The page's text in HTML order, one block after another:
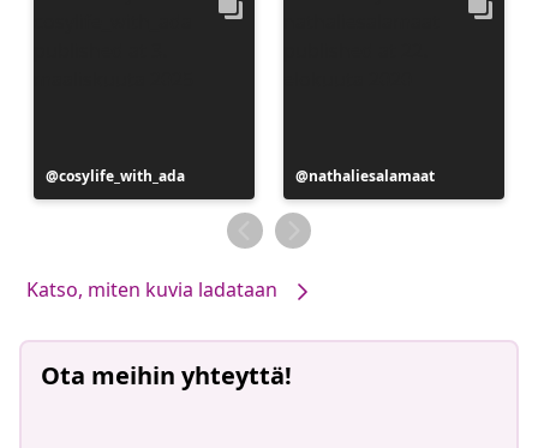
Julkaissut
cosylife_with_ada Julkaissut
nathaliesalamaat
Katso, miten kuvia ladataan
Ota meihin yhteyttä!